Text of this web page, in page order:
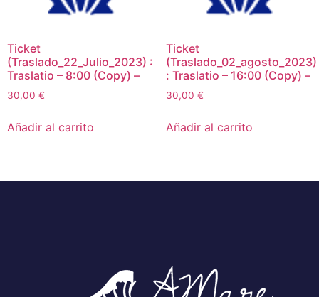
Ticket
(Traslado_22_Julio_2023) :
Traslatio – 8:00 (Copy) –
30,00 €
Añadir al carrito
Ticket
(Traslado_02_agosto_2023)
: Traslatio – 16:00 (Copy) –
30,00 €
Añadir al carrito